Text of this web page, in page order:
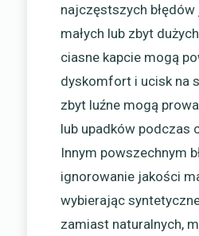
najczęstszych
małych lub zbyt
ciasne kapcie mogą
dyskomfort i ucisk na
zbyt luźne mogą
lub upadków podczas
Innym powszechnym
ignorowanie jakości
wybierając
zamiast naturalnych,